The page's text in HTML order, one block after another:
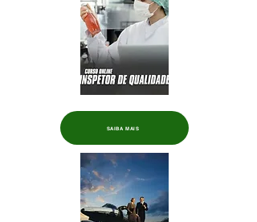
SAIBA MAIS